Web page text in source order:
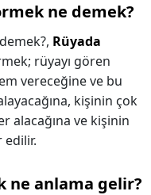
ne demek?
Rüyada
rüyayı gören
vereceğine ve bu
kişinin çok
alacağına ve kişinin
ne anlama gelir?